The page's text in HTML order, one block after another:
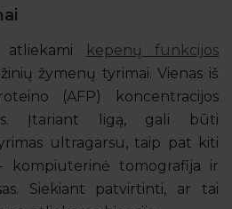
atliekami
kepenų funkcijos
žymenų tyrimai. Vienas iš
(AFP) koncentracijos
Įtariant ligą, gali būti
ultragarsu, taip pat kiti
kompiuterinė tomografija ir
Siekiant patvirtinti, ar tai